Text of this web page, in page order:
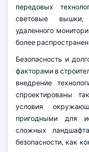
передовых
световые вышки,
удаленного
более
Безопасность и
факторами в
внедрение
спроектированы
условия
пригодными для
сложных
безопасности, как